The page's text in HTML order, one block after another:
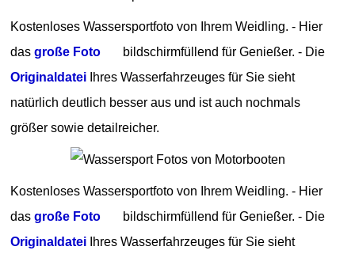
Kostenloses Wassersportfoto von Ihrem Weidling. - Hier
dasgroße Foto
bildschirmfüllend für Genießer. - Die
Originaldatei Ihres Wasserfahrzeuges für Sie sieht
natürlich deutlich besser aus und ist auch nochmals
größer sowie detailreicher.
Kostenloses Wassersportfoto von Ihrem Weidling. - Hier
dasgroße Foto
bildschirmfüllend für Genießer. - Die
Originaldatei Ihres Wasserfahrzeuges für Sie sieht